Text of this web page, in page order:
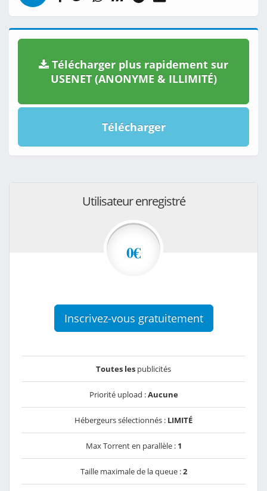
Télécharger plus rapidement sur
USENET (ANONYME & ILLIMITÉ)
Télécharger
Utilisateur enregistré
0€
Inscrivez-vous gratuitement
Toutes les publicités
Priorité upload :Aucune
Hébergeurs sélectionnés : LIMITÉ
Max Torrent en parallèle : 1
Taille maximale de la queue :2